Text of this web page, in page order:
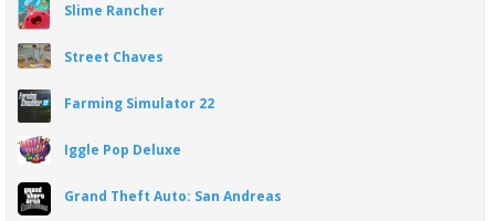
Slime Rancher
Street Chaves
Farming Simulator 22
Iggle Pop Deluxe
Grand Theft Auto: San Andreas